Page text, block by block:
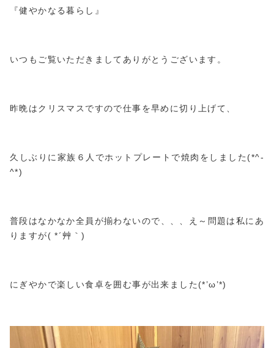
『健やかなる暮らし』
いつもご覧いただきましてありがとうございます。
昨晩はクリスマスですので仕事を早めに切り上げて、
久しぶりに家族６人でホットプレートで焼肉をしました(*^-
^*)
普段はなかなか全員が揃わないので、、、え～問題は私にあ
りますが( *´艸｀)
にぎやかで楽しい食卓を囲む事が出来ました(*’ω’*)